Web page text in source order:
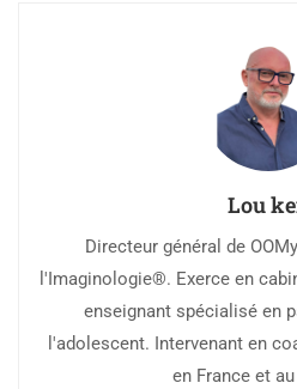
Lou
Directeur général de
l'Imaginologie®. Exerce en
enseignant spécialisé en
l'adolescent. Intervenant en
en France et